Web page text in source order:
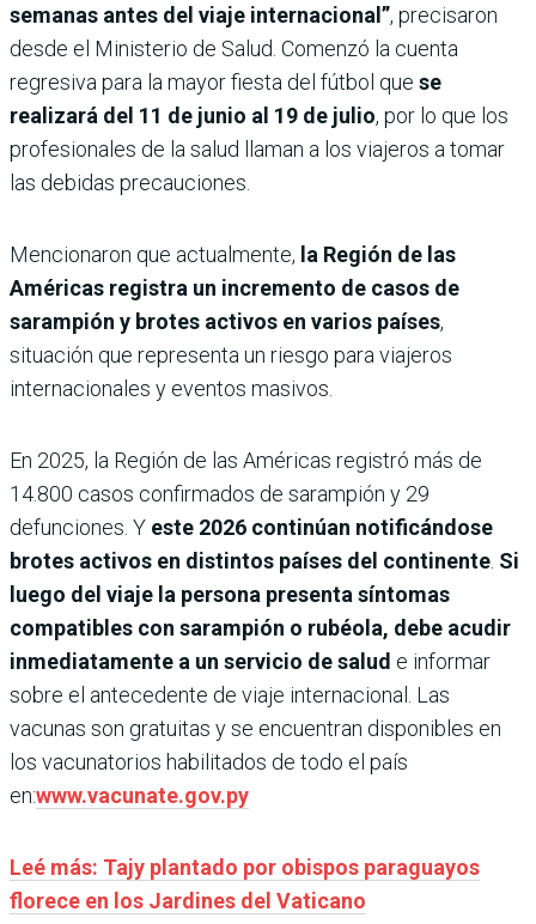
semanas antes del viaje internacional”, precisaron
desde el Ministerio de Salud. Comenzó la cuenta
regresiva para la mayor fiesta del fútbol que se
realizará del 11 de junio al 19 de julio, por lo que los
profesionales de la salud llaman a los viajeros a tomar
las debidas precauciones.
Mencionaron que actualmente, la Región de las
Américas registra un incremento de casos de
sarampión y brotes activos en varios países,
situación que representa un riesgo para viajeros
internacionales y eventos masivos.
En 2025, la Región de las Américas registró más de
14.800 casos confirmados de sarampión y 29
defunciones. Y este 2026 continúan notificándose
brotes activos en distintos países del continente Si
luego del viaje la persona presenta síntomas
compatibles con sarampión o rubéola, debe acudir
inmediatamente a un servicio de salud e informar
sobre el antecedente de viaje internacional. Las
vacunas son gratuitas y se encuentran disponibles en
los vacunatorios habilitados de todo el país
en:www.vacunate.gov.py
Leé más: Tajy plantado por obispos paraguayos
florece en los Jardines del Vaticano